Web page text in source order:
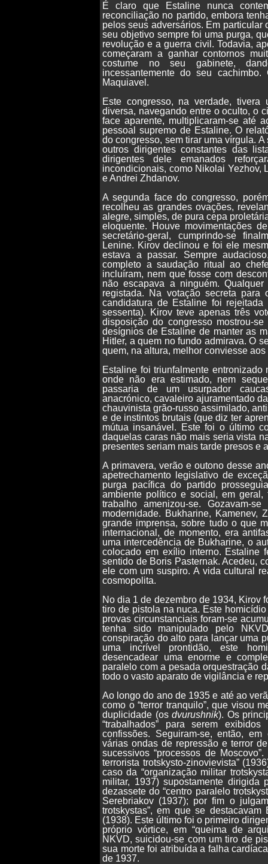
É claro que Estaline nunca
reconciliação no partido, embora
pelos seus adversários. Em
seu objetivo sempre foi uma purga,
revolução e a guerra civil. Todavia,
começaram a ganhar contornos
costume no seu gabinete,
incessantemente do seu
Maquiavel.
Este congresso, na verdade, tivera
diversa, navegando entre o oculto, o
face aparente, multiplicaram-se até
pessoal supremo de Estaline. O
do congresso, sem tirar uma vírgula.
outros dirigentes constantes das
dirigentes dele emanados
incondicionais, como Nikolai Yezhov,
e Andrei Zhdanov.
A segunda face do congresso,
recolheu as grandes ovações,
alegre, simples, de pura cepa
eloquente. Houve movimentações
secretário-geral, cumprindo-se
Lenine. Kirov declinou e foi ele
estava a passar. Sempre
completo a saudação ritual ao
incluíram, nem que fosse com
não escapava a ninguém.
registada. Na votação secreta
candidatura de Estaline foi
sessenta). Kirov teve apenas três
disposição do congresso mostrou-
desígnios de Estaline de manter as
Hitler, a quem no fundo admirava. O
quem, na altura, melhor conviesse
Estaline foi triunfalmente
onde não era estimado, nem
passaria de um usurpador
anacrónico, cavaleiro ajuramentado
chauvinista grão-russo assimilado,
e de instintos brutais (que diz ter
mútua insanável. Este foi o último
daquelas caras não mais seria vista
presentes seriam mais tarde presos e
A primavera, verão e outono desse
apetrechamento legislativo de
purga pacífica do partido
ambiente político e social, em
trabalho amenizou-se. Gozavam-
modernidade. Bukharine, Kamenev,
grande imprensa, sobre tudo o que
internacional, de momento, era
uma intercedência de Bukharine, o
colocado em exílio interno. Estaline
sentido de Boris Pasternak. Acedeu,
ele com um suspiro. A vida cultural
cosmopolita.
No dia 1 de dezembro de 1934, Kirov
tiro de pistola na nuca. Este
provas circunstanciais foram-se
tenha sido manipulado pelo
conspiração do alto para lançar uma
uma incrível prontidão, este
desencadear uma enorme e
paralelo com a pesada orquestração
todo o vasto aparato de vigilância e
Ao longo do ano de 1935 e até ao
como o “terror tranquilo”, que visou
duplicidade (osdvurushnik). Os
“trabalhados” para serem
confissões. Seguiram-se, então,
várias ondas de repressão e terror
sucessivos “processos de
terrorista trotskysto-zinovievista”
caso da “organização militar
militar, 1937) supostamente dirigida
dezassete do “centro paralelo
Serebriakov (1937); por fim o
trotskystas”, em que se
(1938). Este último foi o primeiro
próprio vórtice, em “queima de
NKVD, suicidou-se com um tiro de
sua morte foi atribuída a falha
de 1937.